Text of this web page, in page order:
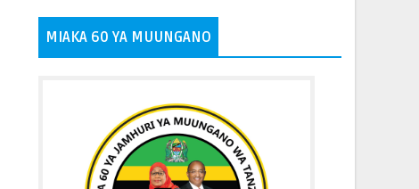
MIAKA 60 YA MUUNGANO